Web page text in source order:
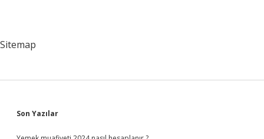
Sitemap
Sidebar
Son Yazılar